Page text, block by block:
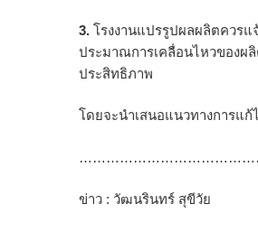
3. โรงงานแปรรูปผลผลิตควร
ประมาณการเคลื่อนไหวของผ
ประสิทธิภาพ
โดยจะนำเสนอแนวทางการแ
ข่าว : วัฒนรินทร์ สุขีวัย